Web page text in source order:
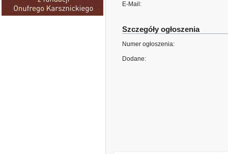
E-Mail:
Szczegóły ogłoszenia
Numer ogłoszenia:
Dodane: